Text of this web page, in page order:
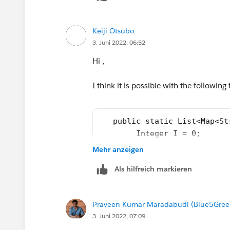
Keiji Otsubo
3. Juni 2022, 06:52
Hi ,
I think it is possible with the following
public static
        Integer I = 0;
String mySOQL =
List<Map<String,
Mehr anzeigen
Als hilfreich markieren
Praveen Kumar Maradabudi
3. Juni 2022, 07:09